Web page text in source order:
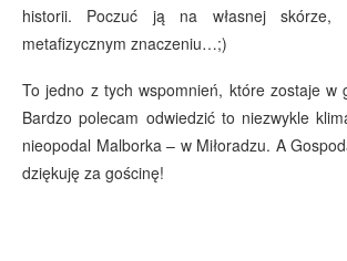
historii. Poczuć ją na własnej
metafizycznym znaczeniu…;)
To jedno z tych wspomnień, które zostaje w
Bardzo polecam odwiedzić to niezwykle
nieopodal Malborka – w Miłoradzu. A
dziękuję za gościnę!